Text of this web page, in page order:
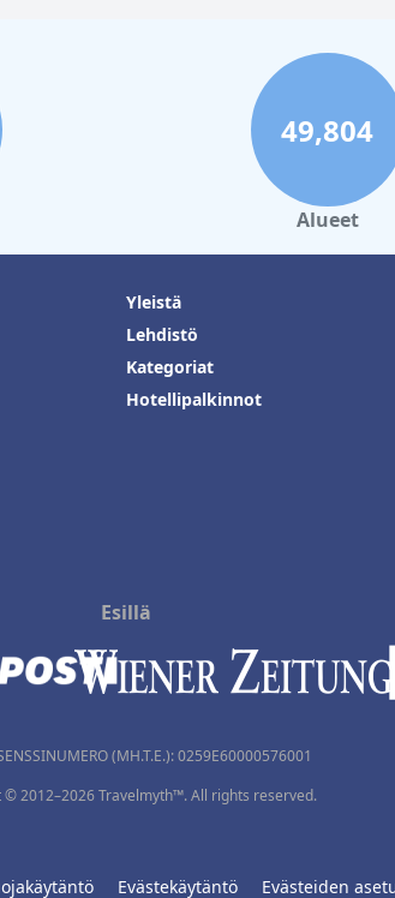
49,804
Alueet
Yleistä
Lehdistö
Kategoriat
Hotellipalkinnot
Esillä
(MH.T.E.): 0259Ε60000576001
© 2012–2026 Travelmyth™. All rights reserved.
Evästekäytäntö Evästeiden